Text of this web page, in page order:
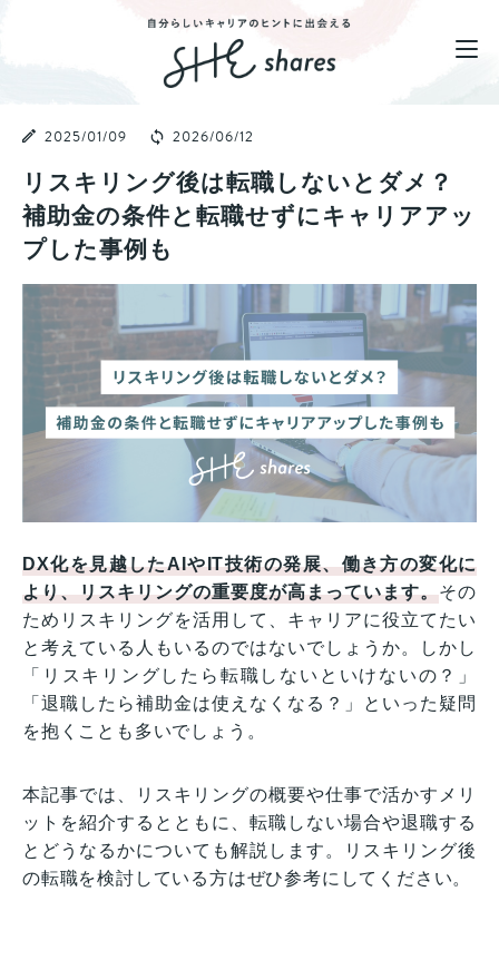
2025/01/09 2026/06/12
リスキリング後は転職しないとダメ？
補助金の条件と転職せずにキャリアアッ
プした事例も
DX化を見越したAIやIT技術の発展、働き方の変化に
より、リスキリングの重要度が高まっています。その
ためリスキリングを活用して、キャリアに役立てたい
と考えている人もいるのではないでしょうか。しかし
「リスキリングしたら転職しないといけないの？」
「退職したら補助金は使えなくなる？」といった疑問
を抱くことも多いでしょう。
本記事では、リスキリングの概要や仕事で活かすメリ
ットを紹介するとともに、転職しない場合や退職する
とどうなるかについても解説します。リスキリング後
の転職を検討している方はぜひ参考にしてください。